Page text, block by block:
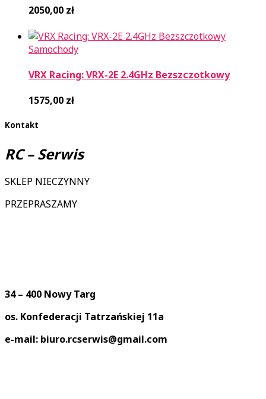
2050,00 zł
Samochody
VRX Racing: VRX-2E 2.4GHz Bezszczotkowy
1575,00 zł
Kontakt
RC – Serwis
SKLEP NIECZYNNY
PRZEPRASZAMY
34 – 400 Nowy Targ
os. Konfederacji Tatrzańskiej 11a
e-mail: biuro.rcserwis@gmail.com